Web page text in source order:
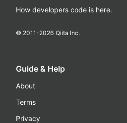
How developers code is here.
© 2011-2026 Qiita Inc.
Guide & Help
About
Terms
Privacy